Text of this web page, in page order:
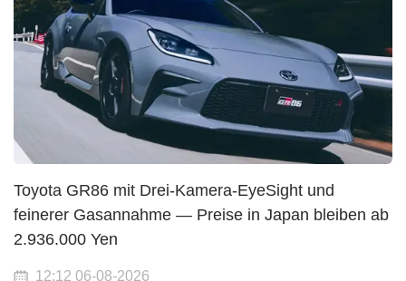
Toyota GR86 mit Drei-Kamera-EyeSight und
feinerer Gasannahme — Preise in Japan bleiben ab
2.936.000 Yen
12:12 06-08-2026